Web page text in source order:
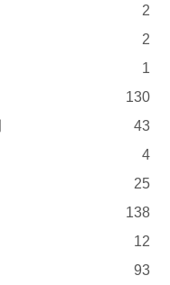
2
2
1
130
43
4
25
138
12
93